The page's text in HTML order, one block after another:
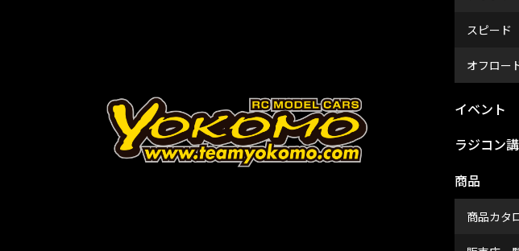
スピード
オフロー
イベント
ラジコン
商品
商品カタ